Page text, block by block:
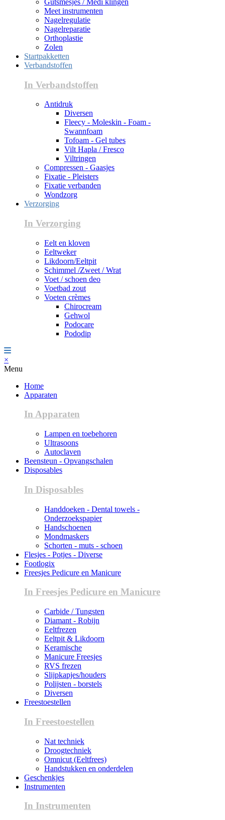
Meet instrumenten
Nagelregulatie
Nagelreparatie
Orthoplastie
Zolen
Startpakketten
Verbandstoffen
In Verbandstoffen
Antidruk
Diversen
Fleecy - Moleskin - Foam -
Swannfoam
Tofoam - Gel tubes
Vilt Hapla / Fresco
Viltringen
Compressen - Gaasjes
Fixatie - Pleisters
Fixatie verbanden
Wondzorg
Verzorging
In Verzorging
Eelt en kloven
Eeltweker
Likdoorn/Eeltpit
Schimmel /Zweet / Wrat
Voet / schoen deo
Voetbad zout
Voeten crèmes
Chirocream
Gehwol
Podocare
Pododip
×
Menu
Home
Apparaten
In Apparaten
Lampen en toebehoren
Ultrasoons
Autoclaven
Beensteun - Opvangschalen
Disposables
In Disposables
Handdoeken - Dental towels -
Onderzoekspapier
Handschoenen
Mondmaskers
Schorten - muts - schoen
Flesjes - Potjes - Diverse
Footlogix
Freesjes Pedicure en Manicure
In Freesjes Pedicure en Manicure
Carbide / Tungsten
Diamant - Robijn
Eeltfrezen
Eeltpit & Likdoorn
Keramische
Manicure Freesjes
RVS frezen
Slijpkapjes/houders
Polijsten - borstels
Diversen
Freestoestellen
In Freestoestellen
Nat techniek
Droogtechniek
Omnicut (Eeltfrees)
Handstukken en onderdelen
Geschenkjes
Instrumenten
In Instrumenten